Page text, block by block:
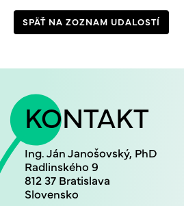
SPÄŤ NA ZOZNAM UDALOSTÍ
KONTAKT
Ing. Ján Janošovský, PhD
Radlinského 9
812 37 Bratislava
Slovensko